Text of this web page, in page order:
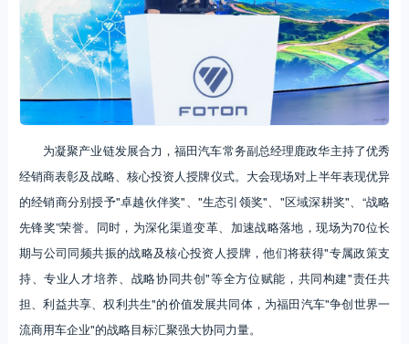
为凝聚产业链发展合力，福田汽车常务副总经理鹿政华主持了优秀
经销商表彰及战略、核心投资人授牌仪式。大会现场对上半年表现优异
的经销商分别授予"卓越伙伴奖"、"生态引领奖"、"区域深耕奖"、“战略
先锋奖”荣誉。同时，为深化渠道变革、加速战略落地，现场为70位长
期与公司同频共振的战略及核心投资人授牌，他们将获得"专属政策支
持、专业人才培养、战略协同共创"等全方位赋能，共同构建"责任共
担、利益共享、权利共生"的价值发展共同体，为福田汽车"争创世界一
流商用车企业"的战略目标汇聚强大协同力量。